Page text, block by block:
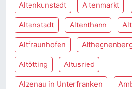
Altenkunstadt Altenmarkt
Altenstadt Altenthann
Altfraunhofen Althegnenberg
Altötting Altusried
Alzenau in Unterfranken